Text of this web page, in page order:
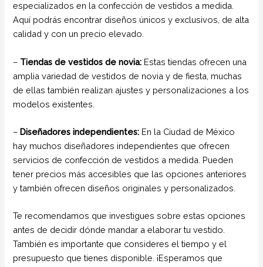
especializados en la confección de vestidos a medida.
Aquí podrás encontrar diseños únicos y exclusivos, de alta
calidad y con un precio elevado.
– Tiendas de vestidos de novia: Estas tiendas ofrecen una
amplia variedad de vestidos de novia y de fiesta, muchas
de ellas también realizan ajustes y personalizaciones a los
modelos existentes.
–Diseñadores independientes: En la Ciudad de México
hay muchos diseñadores independientes que ofrecen
servicios de confección de vestidos a medida. Pueden
tener precios más accesibles que las opciones anteriores
y también ofrecen diseños originales y personalizados.
Te recomendamos que investigues sobre estas opciones
antes de decidir dónde mandar a elaborar tu vestido.
También es importante que consideres el tiempo y el
presupuesto que tienes disponible. ¡Esperamos que